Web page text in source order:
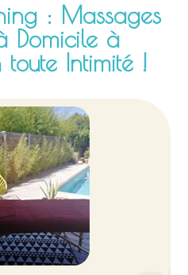
: Massages
Domicile à
toute Intimité !